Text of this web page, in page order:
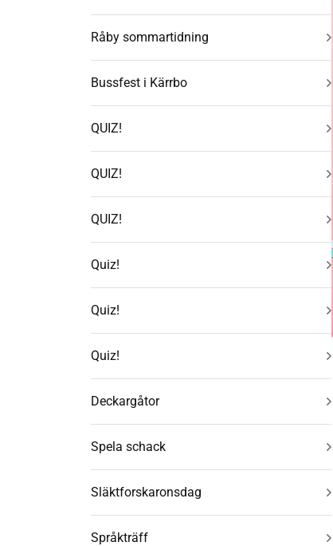
Råby sommartidning
Bussfest i Kärrbo
QUIZ!
QUIZ!
QUIZ!
Quiz!
Quiz!
Quiz!
Deckargåtor
Spela schack
Släktforskaronsdag
Språkträff